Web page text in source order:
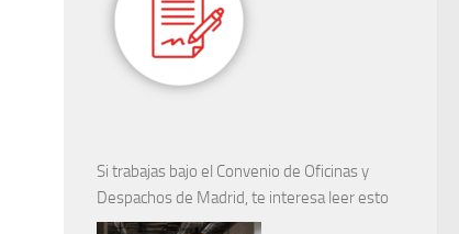
Si trabajas bajo el Convenio de Oficinas y
Despachos de Madrid, te interesa leer esto